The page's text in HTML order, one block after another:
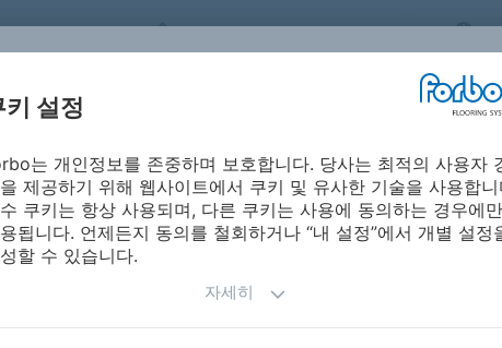
FORBO FLOORING SYSTEMS
이션
시방서ㅣ제품 자
료
설치 및 유지보수
포보 온라인
진
키 설정
는 개인정보를 존중하며 보호합니다. 당사는 최적의 사용자
제공하기 위해 웹사이트에서 쿠키 및 유사한 기술을 사용합니
쿠키는 항상 사용되며, 다른 쿠키는 사용에 동의하는 경우에만
됩니다. 언제든지 동의를 철회하거나 “내 설정”에서 개별 설정
할 수 있습니다.
자세히